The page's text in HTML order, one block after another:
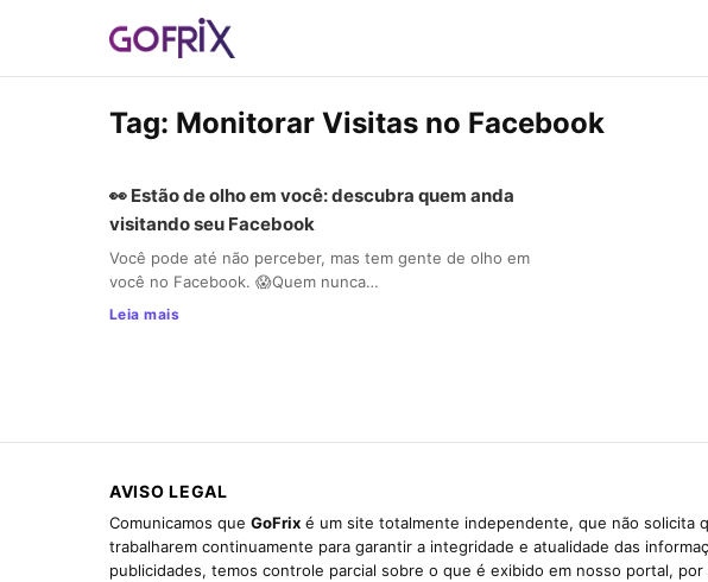
Tag: Monitorar Visitas no Facebook
👀 Estão de olho em você: descubra quem anda
visitando seu Facebook
Você pode até não perceber, mas tem gente de olho em
você no Facebook. 😱Quem nunca…
Leia mais
AVISO LEGAL
Comunicamos que GoFrix é um site totalmente independente, que não solicita
trabalharem continuamente para garantir a integridade e atualidade das
publicidades, temos controle parcial sobre o que é exibido em nosso portal,